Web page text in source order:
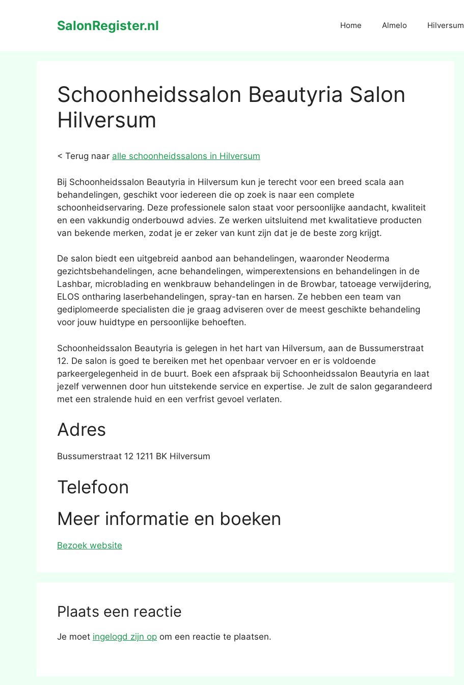
SalonRegister.nl Home Almelo Hilversum
Schoonheidssalon Beautyria Salon
Hilversum
< Terug naar alle schoonheidssalons in Hilversum
Bij Schoonheidssalon Beautyria in Hilversum kun je terecht voor een breed scala aan
behandelingen, geschikt voor iedereen die op zoek is naar een complete
schoonheidservaring. Deze professionele salon staat voor persoonlijke aandacht, kwaliteit
en een vakkundig onderbouwd advies. Ze werken uitsluitend met kwalitatieve producten
van bekende merken, zodat je er zeker van kunt zijn dat je de beste zorg krijgt.
De salon biedt een uitgebreid aanbod aan behandelingen, waaronder Neoderma
gezichtsbehandelingen, acne behandelingen, wimperextensions en behandelingen in de
Lashbar, microblading en wenkbrauw behandelingen in de Browbar, tatoeage verwijdering,
ELOS ontharing laserbehandelingen, spray-tan en harsen. Ze hebben een team van
gediplomeerde specialisten die je graag adviseren over de meest geschikte behandeling
voor jouw huidtype en persoonlijke behoeften.
Schoonheidssalon Beautyria is gelegen in het hart van Hilversum, aan de Bussumerstraat
12. De salon is goed te bereiken met het openbaar vervoer en er is voldoende
parkeergelegenheid in de buurt. Boek een afspraak bij Schoonheidssalon Beautyria en laat
jezelf verwennen door hun uitstekende service en expertise. Je zult de salon gegarandeerd
met een stralende huid en een verfrist gevoel verlaten.
Adres
Bussumerstraat 12 1211 BK Hilversum
Telefoon
Meer informatie en boeken
Bezoek website
Plaats een reactie
Je moet ingelogd zijn op om een reactie te plaatsen.